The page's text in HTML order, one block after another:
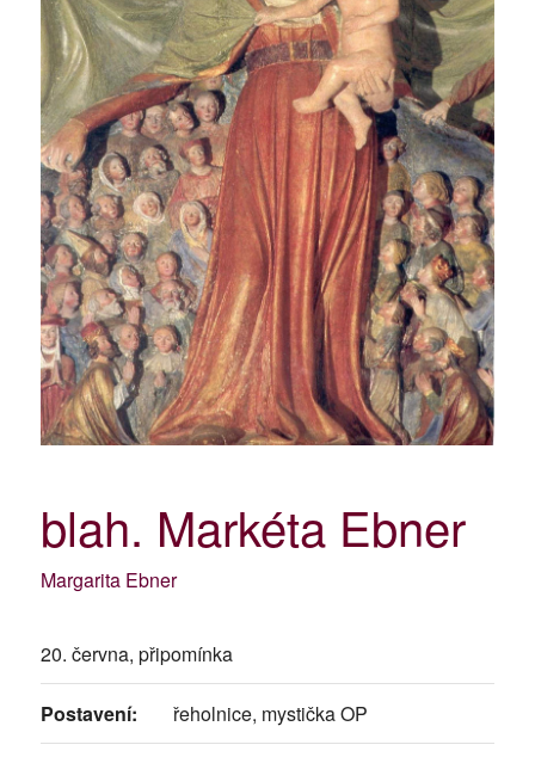
blah. Markéta Ebner
Margarita Ebner
20. června, připomínka
Postavení: řeholnice, mystička OP